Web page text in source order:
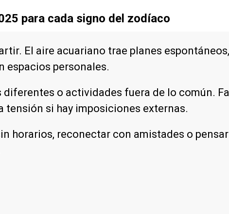
para cada signo del zodíaco
El aire acuariano trae planes
espacios personales.
o actividades fuera de lo común.
tensión si hay imposiciones externas.
horarios, reconectar con amistades o